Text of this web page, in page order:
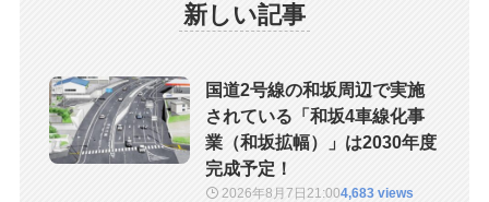
新しい記事
国道2号線の和坂周辺で実施
されている「和坂4車線化事
業（和坂拡幅）」は2030年度
完成予定！
2026年8月7日21:004,683 views